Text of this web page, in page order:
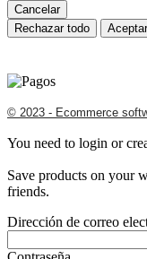
Cancelar
Rechazar todo
© 2023 - Ecommerce
You need to login or
Save products on your
friends.
Dirección de correo